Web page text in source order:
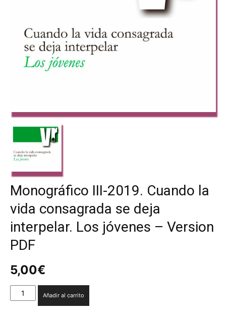
Monográfico III-2019. Cuando la
vida consagrada se deja
interpelar. Los jóvenes – Version
PDF
5,00€
Monográfico
III-
Añadir al carrito